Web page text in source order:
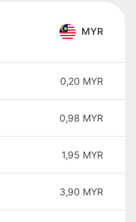
MYR
0,20 MYR
0,98 MYR
1,95 MYR
3,90 MYR